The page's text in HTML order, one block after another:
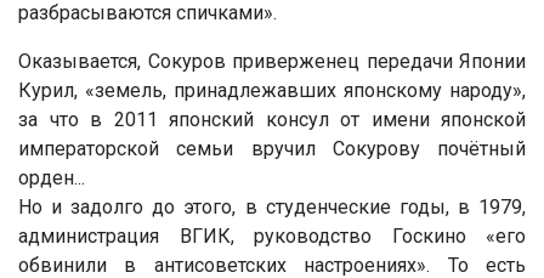
разбрасываются спичками».
Оказывается, Сокуров приверженец передачи Японии
Курил, «земель, принадлежавших японскому народу»,
за что в 2011 японский консул от имени японской
императорской семьи вручил Сокурову почётный
орден...
Но и задолго до этого, в студенческие годы, в 1979,
администрация ВГИК, руководство Госкино «его
обвинили в антисоветских настроениях». То есть